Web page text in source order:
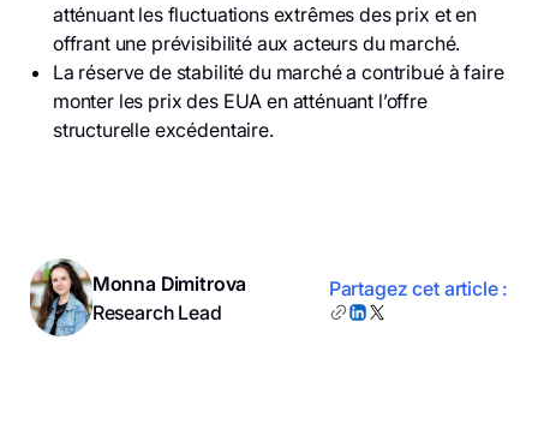
atténuant les fluctuations extrêmes des prix et en
offrant une prévisibilité aux acteurs du marché.
La réserve de stabilité du marché a contribué à faire
monter les prix des EUA en atténuant l’offre
structurelle excédentaire.
Monna Dimitrova
Research Lead
Partagez cet article :